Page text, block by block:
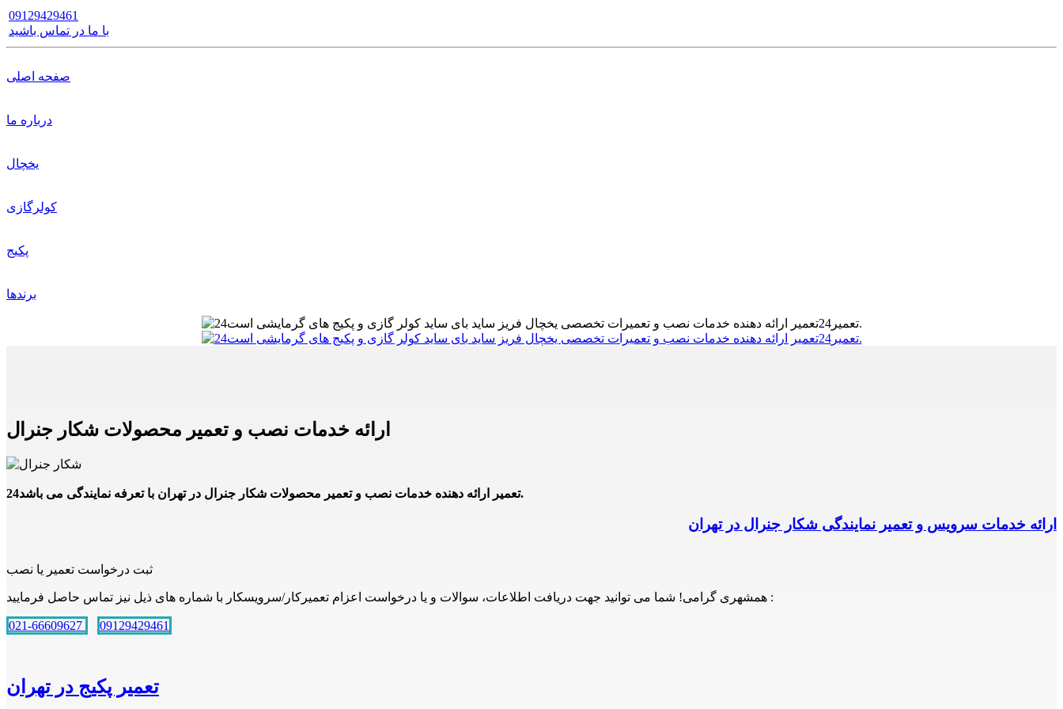
09129429461
با ما در تماس باشید
صفحه اصلی
درباره ما
یخچال
کولرگازی
پکیج
برندها
ارائه خدمات نصب و تعمیر محصولات شکار جنرال
24تعمیر ارائه دهنده خدمات نصب و تعمیر محصولات شکار جنرال در تهران با تعرفه نمایندگی می باشد.
ارائه خدمات سرویس و تعمیر نمایندگی شکار جنرال در تهران
ثبت درخواست تعمیر یا نصب
همشهری گرامی! شما می توانید جهت دریافت اطلاعات، سوالات و یا درخواست اعزام تعمیرکار/سرویسکار با شماره های ذیل نیز تماس حاصل فرمایید :
021-66609627 09129429461
تعمیر پکیج در تهران